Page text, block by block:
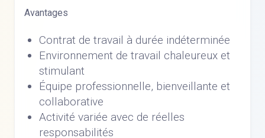
Avantages
Contrat de travail à durée indéterminée
Environnement de travail chaleureux et
stimulant
Équipe professionnelle, bienveillante et
collaborative
Activité variée avec de réelles
responsabilités